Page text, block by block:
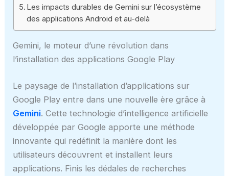
Les impacts durables de Gemini sur l’écosystème
des applications Android et au-delà
Gemini, le moteur d’une révolution dans
l’installation des applications Google Play
Le paysage de l’installation d’applications sur
Google Play entre dans une nouvelle ère grâce à
Gemini. Cette technologie d’intelligence artificielle
développée par Google apporte une méthode
innovante qui redéfinit la manière dont les
utilisateurs découvrent et installent leurs
applications. Finis les dédales de recherches